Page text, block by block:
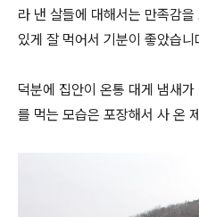
라 낸 살들에 대해서는 만족감
있게 잘 먹어서 기분이 좋았습니
덕분에 집안이 온통 대게 냄새
를 먹는 모습은 포장해서 사 온